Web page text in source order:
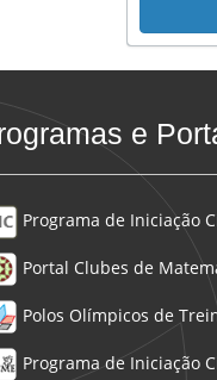
e
Programa de Iniciação
Portal Clubes de
Polos Olímpicos de
Programa de Iniciação